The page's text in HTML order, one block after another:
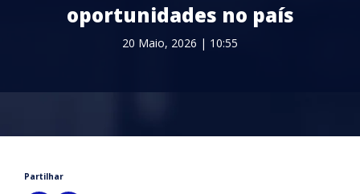
oportunidades no país
20 Maio, 2026 | 10:55
Partilhar